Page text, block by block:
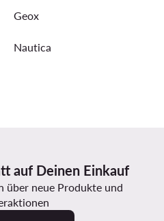
Geox
Nautica
auf Deinen Einkauf
über neue Produkte und